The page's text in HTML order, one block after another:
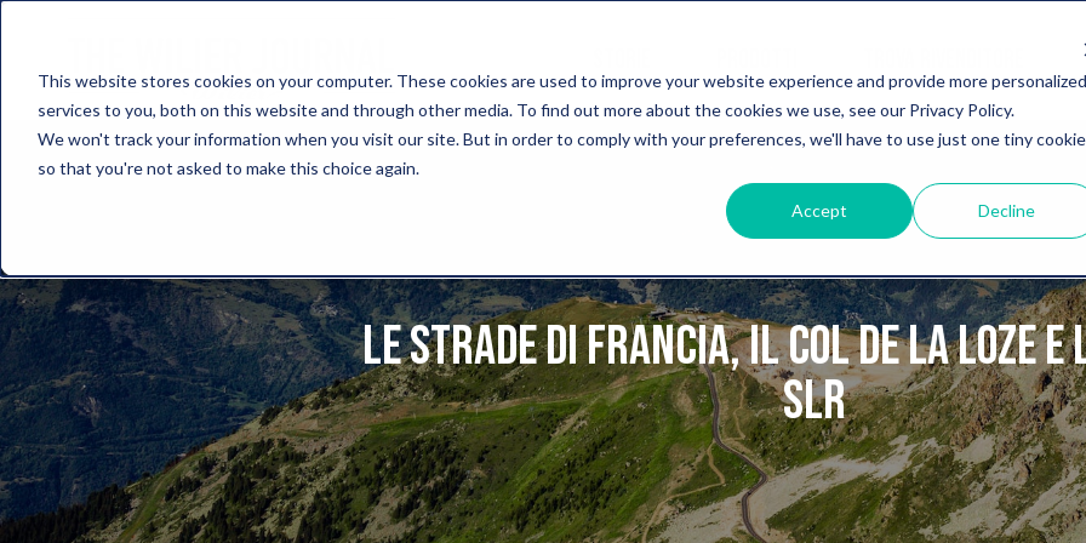
This website stores cookies on your computer. These cookies are used to improve your website experience and provide more personalized
services to you, both on this website and through other media. To find out more about the cookies we use, see our Privacy Policy.
We won't track your information when you visit our site. But in order to comply with your preferences, we'll have to use just one tiny cookie
so that you're not asked to make this choice again.
Accept Decline
Le strade di Francia, il Col de La Loze
SLR